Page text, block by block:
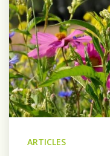
ARTICLES